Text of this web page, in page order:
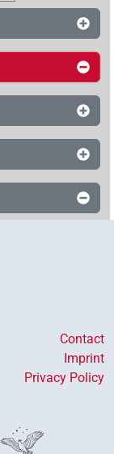
Contact
Imprint
Privacy Policy